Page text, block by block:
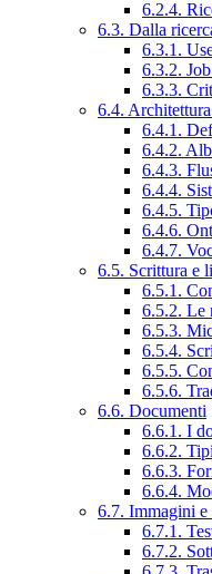
6.2.4.
6.3. Dalla
6.3.1.
6.3.2.
6.3.3.
6.4.
6.4.1.
6.4.2.
6.4.3.
6.4.4.
6.4.5.
6.4.6.
6.4.7.
6.5. Scrittura e
6.5.1.
6.5.2. Le
6.5.3.
6.5.4.
6.5.5.
6.5.6.
6.6. Documenti
6.6.1. I
6.6.2.
6.6.3.
6.6.4.
6.7. Immagini e
6.7.1.
6.7.2.